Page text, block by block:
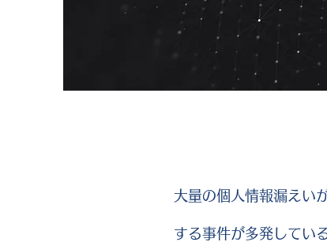
大量の個人情報漏えい
する事件が多発してい